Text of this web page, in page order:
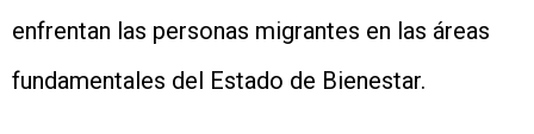
enfrentan las personas migrantes en las áreas
fundamentales del Estado de Bienestar.